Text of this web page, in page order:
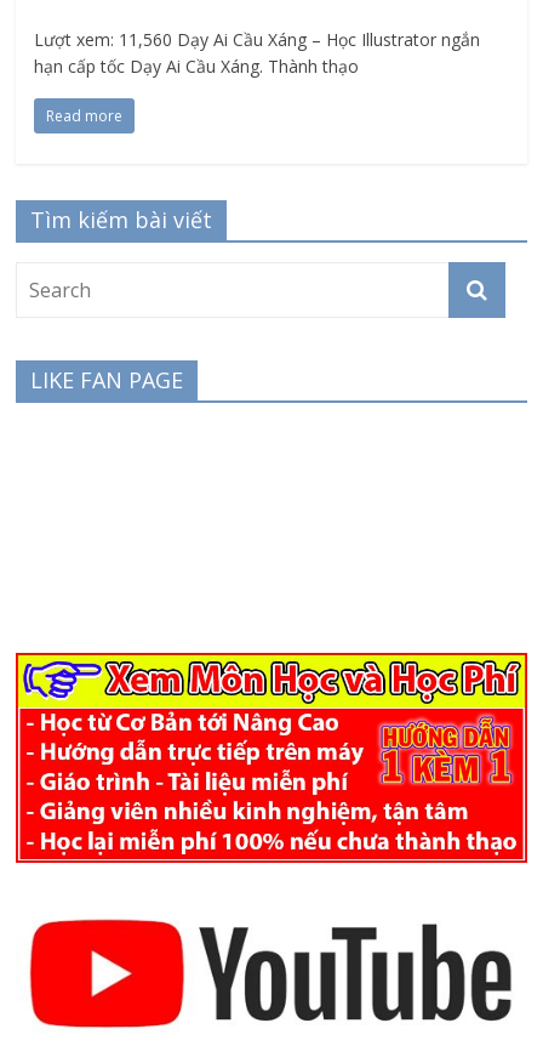
Lượt xem: 11,560 Dạy Ai Cầu Xáng – Học Illustrator ngắn
hạn cấp tốc Dạy Ai Cầu Xáng. Thành thạo
Read more
Tìm kiếm bài viết
LIKE FAN PAGE